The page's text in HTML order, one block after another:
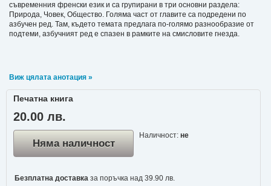
съвременния френски език и са групирани в три основни раздела:
Природа, Човек, Общество. Голяма част от главите са подредени по
азбучен ред. Там, където темата предлага по-голямо разнообразие от
подтеми, азбучният ред е спазен в рамките на смисловите гнезда.
Виж цялата анотация »
Печатна книга
20.00 лв.
Няма наличност
Наличност: не
Безплатна доставказа поръчка над 39.90 лв.